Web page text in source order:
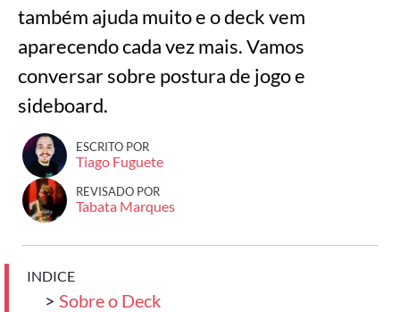
também ajuda muito e o deck vem
aparecendo cada vez mais. Vamos
conversar sobre postura de jogo e
sideboard.
ESCRITO POR
Tiago Fuguete
REVISADO POR
Tabata Marques
INDICE
> Sobre o Deck